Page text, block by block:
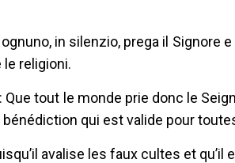
ognuno, in silenzio, prega il
religioni.
: Que tout le monde prie donc le
bénédiction qui est valide pour
avalise les faux cultes et qu’il